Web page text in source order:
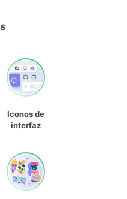
Iconos de
interfaz